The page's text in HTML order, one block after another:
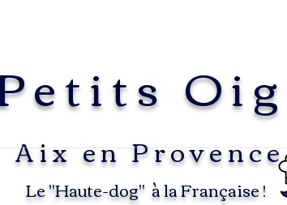
Aix en Provence
Le "Haute-dog" à la Française !